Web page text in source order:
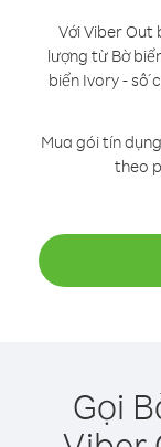
Với Viber Out
lượng từ Bờ
biển Ivory - số
Mua gói tín
theo
Gọi